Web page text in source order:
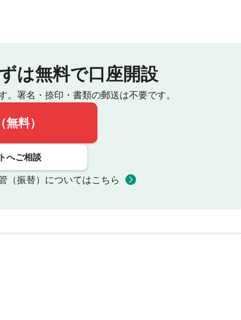
は無料で口座開設
。 署名・捺印・書類の郵送は不要です。
料）
へご相談
（振替）についてはこちら